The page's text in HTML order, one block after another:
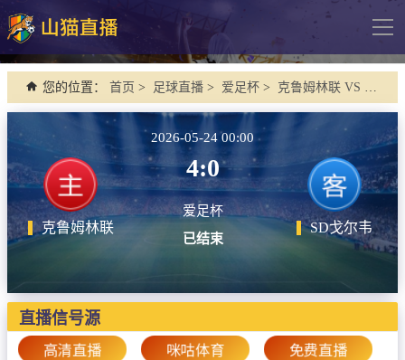
导
网站首页
德甲
法甲
西甲
欧冠杯
中超
您的位置： 首页 > 足球直播 > 爱足杯 > 克鲁姆林联 VS SD戈尔韦
克鲁姆林联
2026-05-24 00:00
4:0
爱足杯
已结束
SD戈尔韦
直播信号源
高清直播 咪咕体育 免费直播